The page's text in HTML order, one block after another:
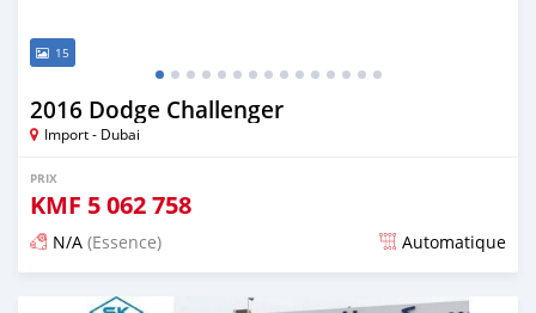
15
2016 Dodge Challenger
Import - Dubai
PRIX
KMF 5 062 758
N/A (Essence) Automatique
Publié il y a presque 6 ans